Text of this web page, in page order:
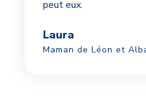
peut eux.
Laura
Maman de Léon et